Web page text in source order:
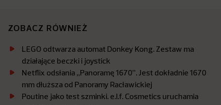
ZOBACZ RÓWNIEŻ
LEGO odtwarza automat Donkey Kong. Zestaw ma
działające beczki i joystick
Netflix odsłania „Panoramę 1670”. Jest dokładnie 1670
mm dłuższa od Panoramy Racławickiej
Poutine jako test szminki. e.l.f. Cosmetics uruchamia